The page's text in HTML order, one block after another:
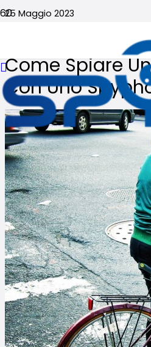
25 Maggio 2023
Come Spiare
Con Uno